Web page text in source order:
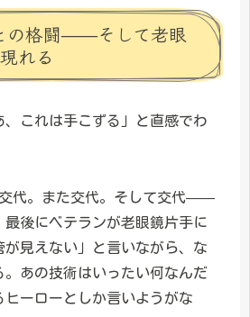
格闘——そして老眼
れる
、これは手こずる」と直感でわ
代。また交代。そして交代——
最後にベテランが老眼鏡片手に
が見えない」と言いながら、な
。あの技術はいったい何なんだ
ヒーローとしか言いようがな